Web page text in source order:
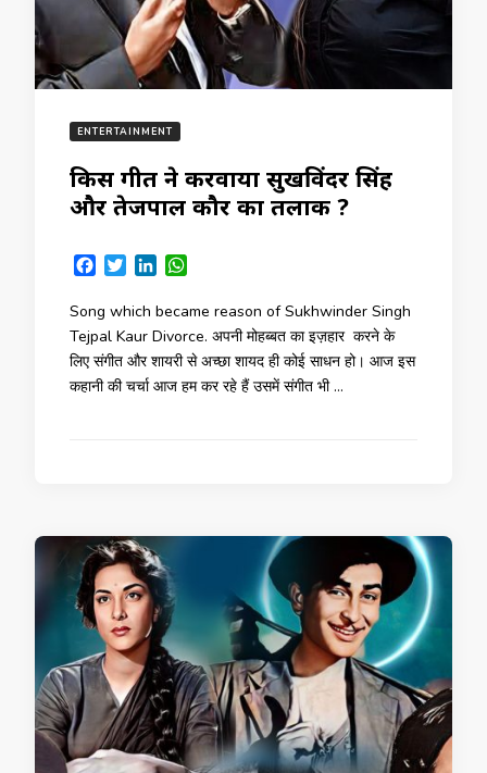
ENTERTAINMENT
किस गीत ने करवाया सुखविंदर सिंह
और तेजपाल कौर का तलाक ?
Facebook
TwitterLinkedIn
Song which became reason of Sukhwinder Singh
Tejpal Kaur Divorce. अपनी मोहब्बत का इज़हार करने के
लिए संगीत और शायरी से अच्छा शायद ही कोई साधन हो। आज इस
कहानी की चर्चा आज हम कर रहे हैं उसमें संगीत भी …